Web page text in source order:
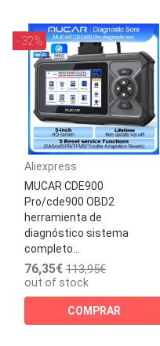
- 32%
Aliexpress
MUCAR CDE900
Pro/cde900 OBD2
herramienta de
diagnóstico sistema
completo...
76,35€ 113,95€
out of stock
COMPRAR